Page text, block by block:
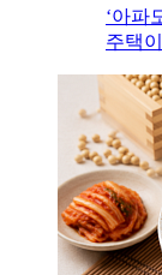
‘아파
주택